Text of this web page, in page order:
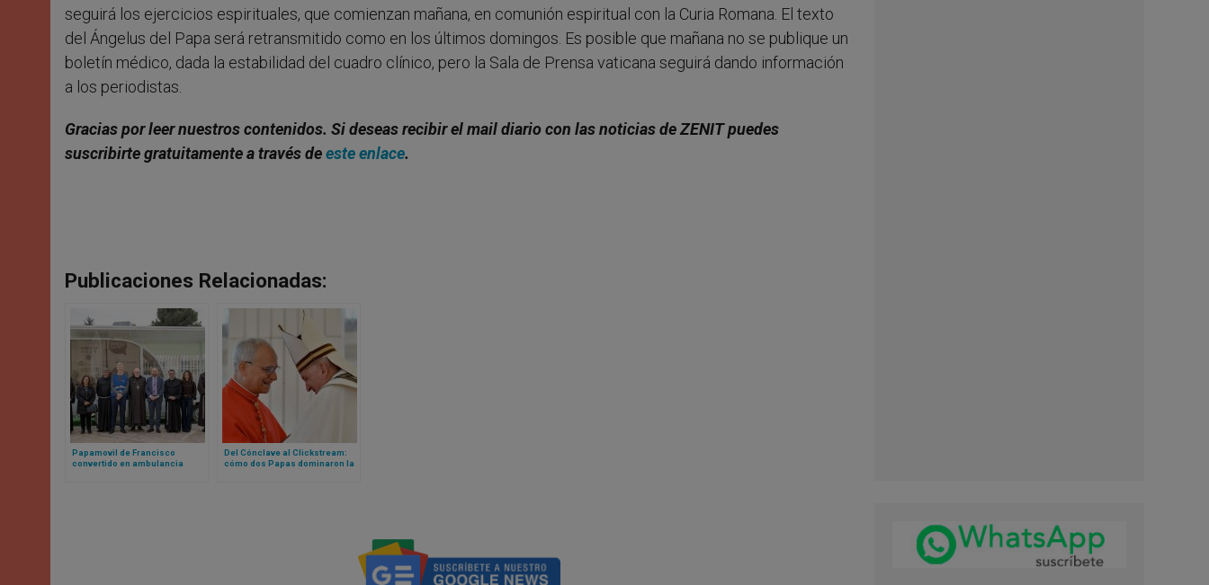
seguirá los ejercicios espirituales, que comienzan mañana, en comunión espiritual con la Curia Romana. El texto
del Ángelus del Papa será retransmitido como en los últimos domingos. Es posible que mañana no se publique un
boletín médico, dada la estabilidad del cuadro clínico, pero la Sala de Prensa vaticana seguirá dando información
a los periodistas.
Gracias por leer nuestros contenidos. Si deseas recibir el mail diario con las noticias de ZENIT puedes
suscribirte gratuitamente a través deeste enlace.
Publicaciones Relacionadas:
Papamovil de Francisco
convertido en ambulancia
Del Cónclave al Clickstream:
cómo dos Papas dominaron la